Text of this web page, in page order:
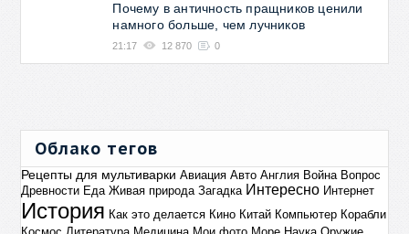
Почему в античность пращников ценили
намного больше, чем лучников
21:17 12 870 0
Облако тегов
Рецепты для мультиварки Авиация Авто Англия Война Вопрос
Древности Еда Живая природа Загадка Интересно Интернет
История Как это делается Кино Китай Компьютер Корабли